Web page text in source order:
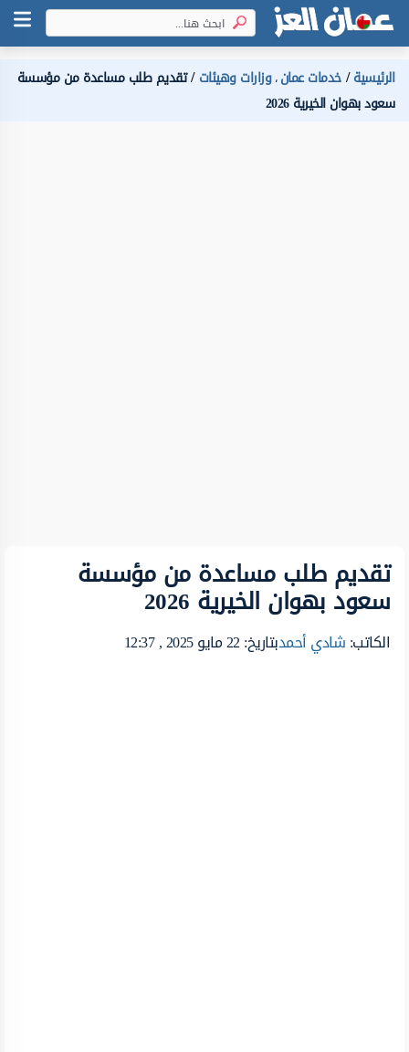
الرئيسية خدمات عمان،وزارات وهيئات تقديم طلب مساعدة من مؤسسة
سعود بهوان الخيرية 2026
تقديم طلب مساعدة من مؤسسة
سعود بهوان الخيرية 2026
الكاتب:شادي أحمدبتاريخ: 22 مايو 2025 , 12:37